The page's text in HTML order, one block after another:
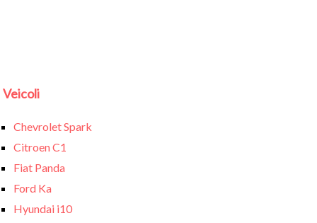
Veicoli
Chevrolet Spark
Citroen C1
Fiat Panda
Ford Ka
Hyundai i10